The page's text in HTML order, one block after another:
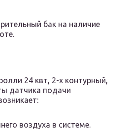
бак на наличие
24 квт, 2-х контурный,
датчика подачи
воздуха в системе.